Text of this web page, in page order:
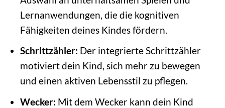
Lernanwendungen, die die kognitiven
Fähigkeiten deines Kindes fördern.
Schrittzähler: Der integrierte Schrittzähler
motiviert dein Kind, sich mehr zu bewegen
und einen aktiven Lebensstil zu pflegen.
Wecker: Mit dem Wecker kann dein Kind